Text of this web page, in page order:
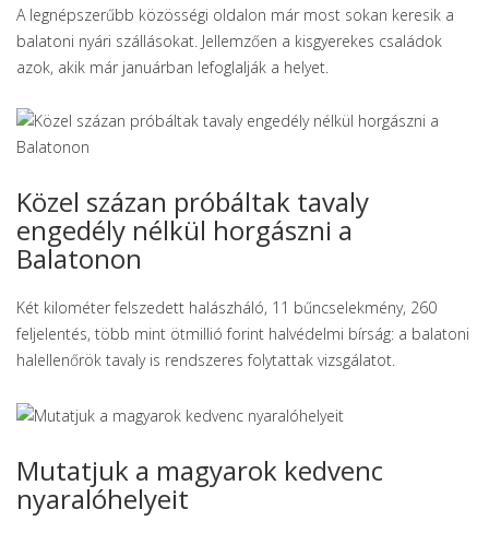
A legnépszerűbb közösségi oldalon már most sokan keresik a
balatoni nyári szállásokat. Jellemzően a kisgyerekes családok
azok, akik már januárban lefoglalják a helyet.
Közel százan próbáltak tavaly
engedély nélkül horgászni a
Balatonon
Két kilométer felszedett halászháló, 11 bűncselekmény, 260
feljelentés, több mint ötmillió forint halvédelmi bírság: a balatoni
halellenőrök tavaly is rendszeres folytattak vizsgálatot.
Mutatjuk a magyarok kedvenc
nyaralóhelyeit